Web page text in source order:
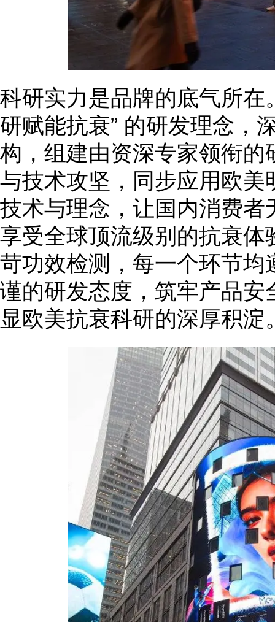
科研实力是品牌的底气所在
研赋能抗衰” 的研发理念，
构，组建由资深专家领衔
与技术攻坚，同步应用欧
技术与理念，让国内消费
享受全球顶流级别的抗衰
苛功效检测，每一个环节
谨的研发态度，筑牢产品
显欧美抗衰科研的深厚积淀